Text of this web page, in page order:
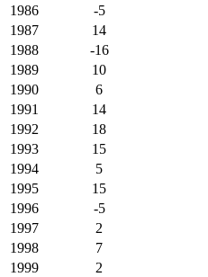
1986
-5
1987
14
1988
-16
1989
10
1990
6
1991
14
1992
18
1993
15
1994
5
1995
15
1996
-5
1997
2
1998
7
1999
2